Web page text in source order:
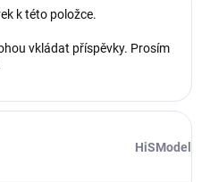
k této položce.
vkládat příspěvky. Prosím
HiSModel